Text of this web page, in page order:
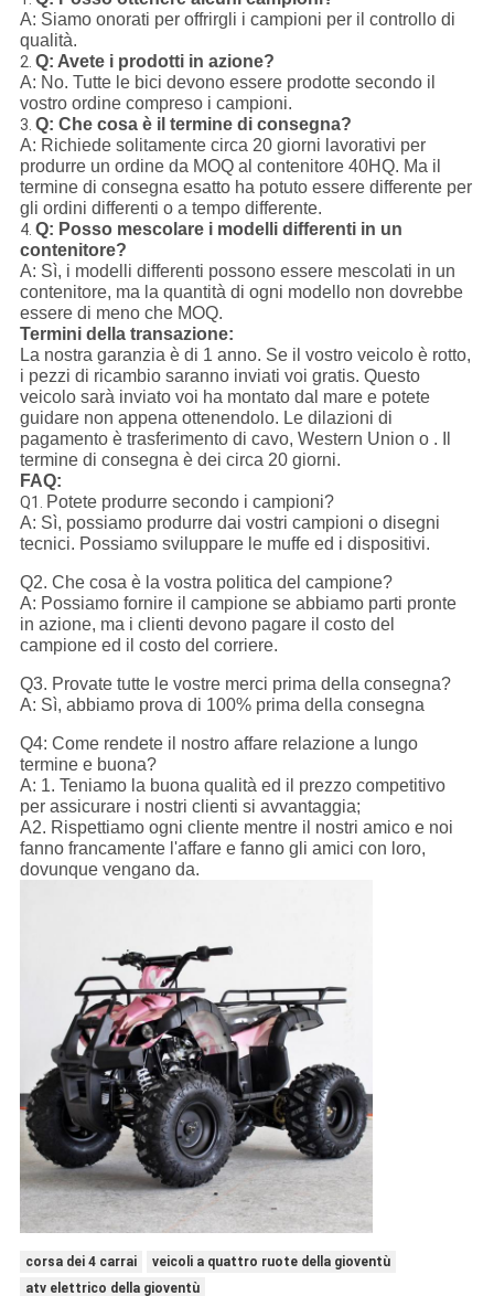
A: Siamo onorati per offrirgli i campioni per il controllo di
qualità.
2. Q: Avete i prodotti in azione?
A: No. Tutte le bici devono essere prodotte secondo il
vostro ordine compreso i campioni.
3. Q: Che cosa è il termine di consegna?
A: Richiede solitamente circa 20 giorni lavorativi per
produrre un ordine da MOQ al contenitore 40HQ. Ma il
termine di consegna esatto ha potuto essere differente per
gli ordini differenti o a tempo differente.
4. Q: Posso mescolare i modelli differenti in un
contenitore?
A: Sì, i modelli differenti possono essere mescolati in un
contenitore, ma la quantità di ogni modello non dovrebbe
essere di meno che MOQ.
Termini della transazione:
La nostra garanzia è di 1 anno. Se il vostro veicolo è rotto,
i pezzi di ricambio saranno inviati voi gratis. Questo
veicolo sarà inviato voi ha montato dal mare e potete
guidare non appena ottenendolo. Le dilazioni di
pagamento è trasferimento di cavo, Western Union o . Il
termine di consegna è dei circa 20 giorni.
FAQ:
Q1. Potete produrre secondo i campioni?
A: Sì, possiamo produrre dai vostri campioni o disegni
tecnici. Possiamo sviluppare le muffe ed i dispositivi.
Q2. Che cosa è la vostra politica del campione?
A: Possiamo fornire il campione se abbiamo parti pronte
in azione, ma i clienti devono pagare il costo del
campione ed il costo del corriere.
Q3. Provate tutte le vostre merci prima della consegna?
A: Sì, abbiamo prova di 100% prima della consegna
Q4: Come rendete il nostro affare relazione a lungo
termine e buona?
A: 1. Teniamo la buona qualità ed il prezzo competitivo
per assicurare i nostri clienti si avvantaggia;
A2. Rispettiamo ogni cliente mentre il nostri amico e noi
fanno francamente l'affare e fanno gli amici con loro,
dovunque vengano da.
corsa dei 4 carrai
veicoli a quattro ruote della gioventù
atv elettrico della gioventù